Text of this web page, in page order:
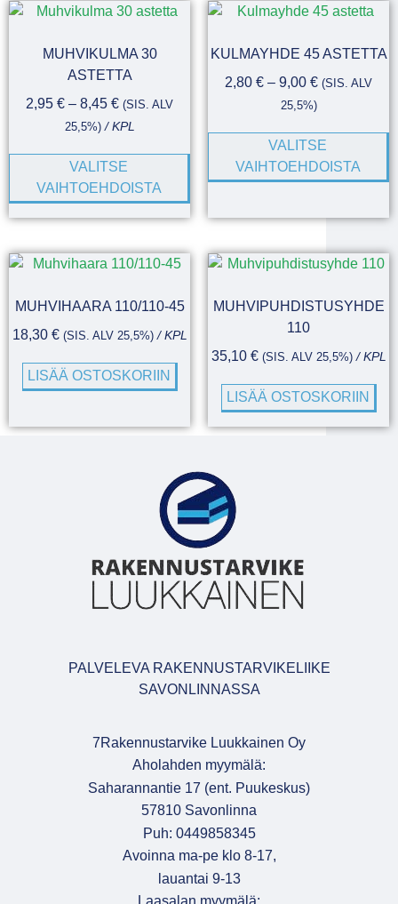
MUHVIKULMA 30
ASTETTA
2,95 € – 8,45 € (SIS. ALV
25,5%)/ KPL
VALITSE
VAIHTOEHDOISTA
KULMAYHDE 45 ASTETTA
2,80 € – 9,00 € (SIS. ALV
25,5%)
VALITSE
VAIHTOEHDOISTA
MUHVIHAARA 110/110-45
18,30 € (SIS. ALV 25,5%)/ KPL
LISÄÄ OSTOSKORIIN
MUHVIPUHDISTUSYHDE
110
35,10 € (SIS. ALV 25,5%)/ KPL
LISÄÄ OSTOSKORIIN
PALVELEVA RAKENNUSTARVIKELIIKE
SAVONLINNASSA
7Rakennustarvike Luukkainen Oy
Aholahden myymälä:
Saharannantie 17 (ent. Puukeskus)
57810 Savonlinna
Puh: 0449858345
Avoinna ma-pe klo 8-17,
lauantai 9-13